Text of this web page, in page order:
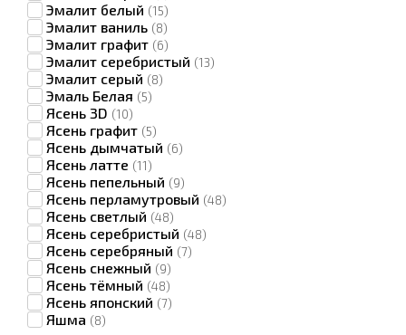
Эмалит белый (15)
Эмалит ваниль (8)
Эмалит графит (6)
Эмалит серебристый (13)
Эмалит серый (8)
Эмаль Белая (5)
Ясень 3D (10)
Ясень графит (5)
Ясень дымчатый (6)
Ясень латте (11)
Ясень пепельный (9)
Ясень перламутровый (48)
Ясень светлый (48)
Ясень серебристый (48)
Ясень серебряный (7)
Ясень снежный (9)
Ясень тёмный (48)
Ясень японский (7)
Яшма (8)